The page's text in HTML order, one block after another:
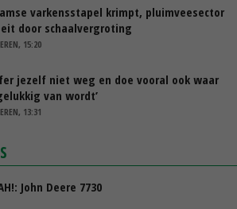
varkensstapel krimpt, pluimveesector
door schaalvergroting
15:20
jezelf niet weg en doe vooral ook waar
van wordt’
13:31
John Deere 7730